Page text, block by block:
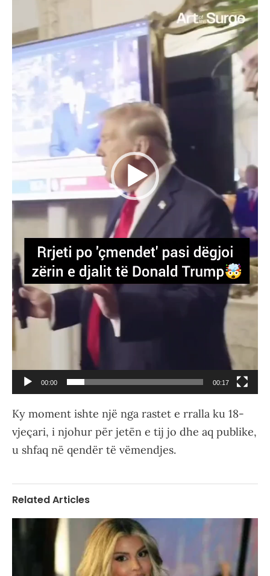
00:00 00:17
Ky moment ishte një nga rastet e rralla ku 18-
vjeçari, i njohur për jetën e tij jo dhe aq publike,
u shfaq në qendër të vëmendjes.
Related Articles